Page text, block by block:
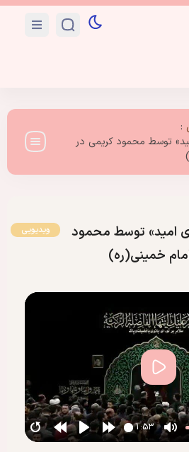
:
توسط محمود کریمی در
امید» توسط محمود
خمینی(ره)
ویدیویی
01:53
پخش